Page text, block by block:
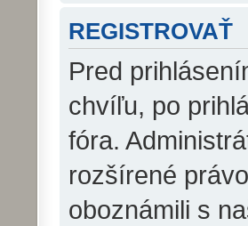
REGISTROVAŤ
Pred
chvíľu, po
fóra.
rozšírené
oboznámili s